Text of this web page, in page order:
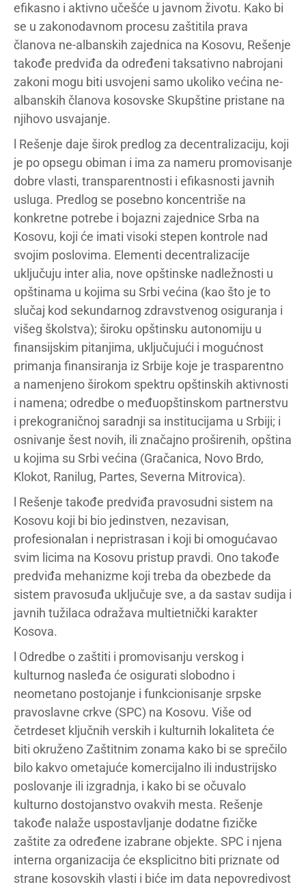
efikasno i aktivno učešće u javnom životu. Kako bi
se u zakonodavnom procesu zaštitila prava
članova ne-albanskih zajednica na Kosovu, Rešenje
takođe predviđa da određeni taksativno nabrojani
zakoni mogu biti usvojeni samo ukoliko većina ne-
albanskih članova kosovske Skupštine pristane na
njihovo usvajanje.
l Rešenje daje širok predlog za decentralizaciju, koji
je po opsegu obiman i ima za nameru promovisanje
dobre vlasti, transparentnosti i efikasnosti javnih
usluga. Predlog se posebno koncentriše na
konkretne potrebe i bojazni zajednice Srba na
Kosovu, koji će imati visoki stepen kontrole nad
svojim poslovima. Elementi decentralizacije
uključuju inter alia, nove opštinske nadležnosti u
opštinama u kojima su Srbi većina (kao što je to
slučaj kod sekundarnog zdravstvenog osiguranja i
višeg školstva); široku opštinsku autonomiju u
finansijskim pitanjima, uključujući i mogućnost
primanja finansiranja iz Srbije koje je trasparentno
a namenjeno širokom spektru opštinskih aktivnosti
i namena; odredbe o međuopštinskom partnerstvu
i prekograničnoj saradnji sa institucijama u Srbiji; i
osnivanje šest novih, ili značajno proširenih, opština
u kojima su Srbi većina (Gračanica, Novo Brdo,
Klokot, Ranilug, Partes, Severna Mitrovica).
l Rešenje takođe predviđa pravosudni sistem na
Kosovu koji bi bio jedinstven, nezavisan,
profesionalan i nepristrasan i koji bi omogućavao
svim licima na Kosovu pristup pravdi. Ono takođe
predviđa mehanizme koji treba da obezbede da
sistem pravosuđa uključuje sve, a da sastav sudija i
javnih tužilaca odražava multietnički karakter
Kosova.
l Odredbe o zaštiti i promovisanju verskog i
kulturnog nasleđa će osigurati slobodno i
neometano postojanje i funkcionisanje srpske
pravoslavne crkve (SPC) na Kosovu. Više od
četrdeset ključnih verskih i kulturnih lokaliteta će
biti okruženo Zaštitnim zonama kako bi se sprečilo
bilo kakvo ometajuće komercijalno ili industrijsko
poslovanje ili izgradnja, i kako bi se očuvalo
kulturno dostojanstvo ovakvih mesta. Rešenje
takođe nalaže uspostavljanje dodatne fizičke
zaštite za određene izabrane objekte. SPC i njena
interna organizacija će eksplicitno biti priznate od
strane kosovskih vlasti i biće im data nepovredivost